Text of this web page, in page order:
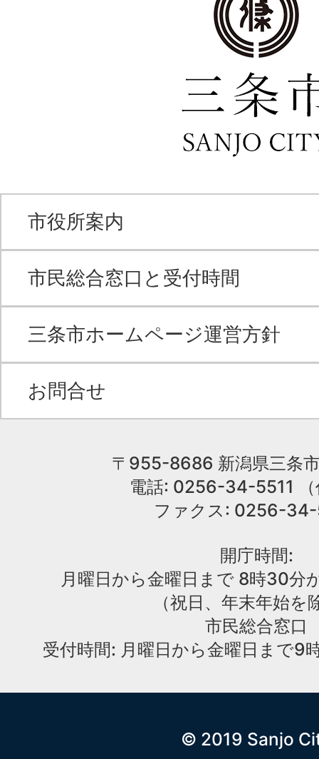
市役所案内
市民総合窓口と受付時間
三条市ホームページ運営方針
お問合せ
〒955-8686 新潟県三条
電話: 0256-34-5511
ファクス: 0256-
開庁時間:
月曜日から金曜日まで 8時30分
（祝日、年末年始を
市民総合窓口
受付時間: 月曜日から金曜日まで9
© 2019 Sanjo